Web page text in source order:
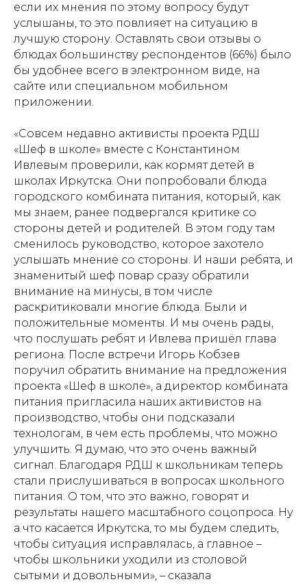
если их мнения по этому вопросу будут
услышаны, то это повлияет на ситуацию в
лучшую сторону. Оставлять свои отзывы о
блюдах большинству респондентов (66%) было
бы удобнее всего в электронном виде, на
сайте или специальном мобильном
приложении.
«Совсем недавно активисты проекта РДШ
«Шеф в школе» вместе с Константином
Ивлевым проверили, как кормят детей в
школах Иркутска. Они попробовали блюда
городского комбината питания, который, как
мы знаем, ранее подвергался критике со
стороны детей и родителей. В этом году там
сменилось руководство, которое захотело
услышать мнение со стороны. И наши ребята, и
знаменитый шеф повар сразу обратили
внимание на минусы, в том числе
раскритиковали многие блюда. Были и
положительные моменты. И мы очень рады,
что послушать ребят и Ивлева пришёл глава
региона. После встречи Игорь Кобзев
поручил обратить внимание на предложения
проекта «Шеф в школе», а директор комбината
питания пригласила наших активистов на
производство, чтобы они подсказали
технологам, в чем есть проблемы, что можно
улучшить. Я думаю, что это очень важный
сигнал. Благодаря РДШ к школьникам теперь
стали прислушиваться в вопросах школьного
питания. О том, что это важно, говорят и
результаты нашего масштабного соцопроса. Ну
а что касается Иркутска, то мы будем следить,
чтобы ситуация исправлялась, а главное –
чтобы школьники уходили из столовой
сытыми и довольными», – сказала